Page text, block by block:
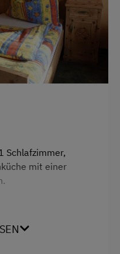
Schlafzimmer,
mit einer